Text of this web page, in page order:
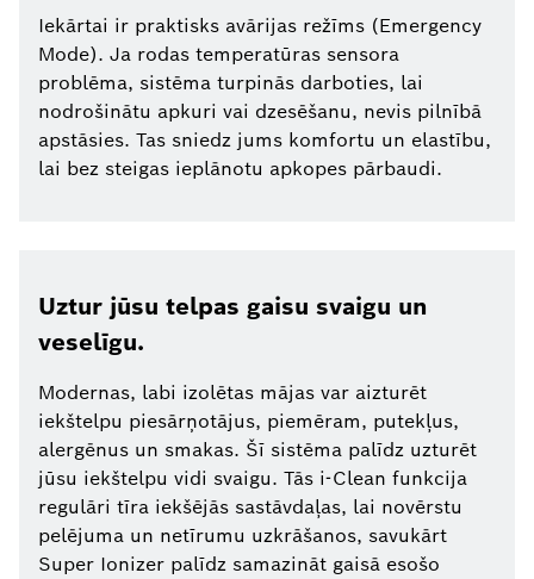
Iekārtai ir praktisks avārijas režīms (Emergency
Mode). Ja rodas temperatūras sensora
problēma, sistēma turpinās darboties, lai
nodrošinātu apkuri vai dzesēšanu, nevis pilnībā
apstāsies. Tas sniedz jums komfortu un elastību,
lai bez steigas ieplānotu apkopes pārbaudi.
Uztur jūsu telpas gaisu svaigu un
veselīgu.
Modernas, labi izolētas mājas var aizturēt
iekštelpu piesārņotājus, piemēram, putekļus,
alergēnus un smakas. Šī sistēma palīdz uzturēt
jūsu iekštelpu vidi svaigu. Tās i-Clean funkcija
regulāri tīra iekšējās sastāvdaļas, lai novērstu
pelējuma un netīrumu uzkrāšanos, savukārt
Super Ionizer palīdz samazināt gaisā esošo